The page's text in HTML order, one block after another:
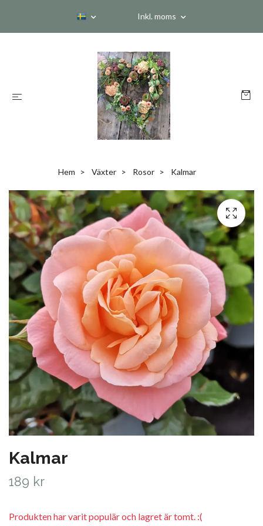
Inkl. moms
Hem Växter Rosor Kalmar
Kalmar
189 kr
Produkten har varit populär och lagret är tomt. :(